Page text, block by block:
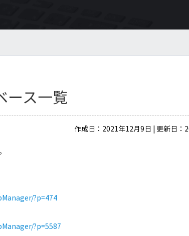
ース一覧
作成日：2021年12月9日 | 更新日：
?p=474
?p=5587